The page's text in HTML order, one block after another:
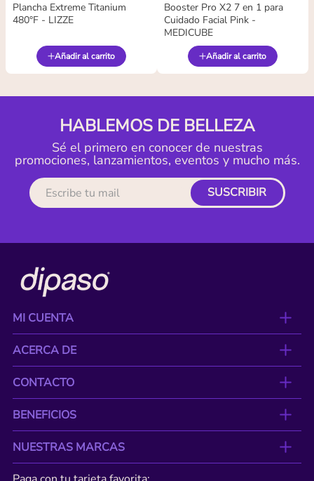
Plancha Extreme Titanium
480°F - LIZZE
Añadir al carrito
Booster Pro X2 7 en 1 para
Cuidado Facial Pink -
MEDICUBE
Añadir al carrito
HABLEMOS DE BELLEZA
Sé el primero en conocer de nuestras
promociones, lanzamientos, eventos y mucho más.
SUSCRIBIR
MI CUENTA
ACERCA DE
CONTACTO
BENEFICIOS
NUESTRAS MARCAS